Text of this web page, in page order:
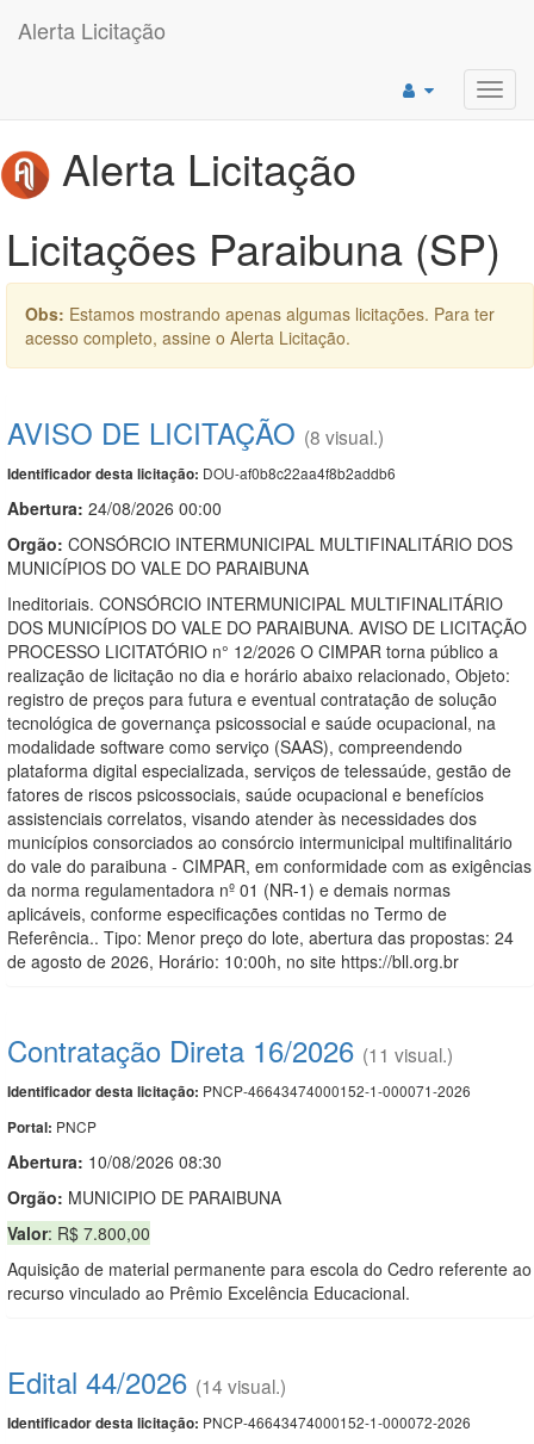
Alerta Licitação
Alerta Licitação
Licitações Paraibuna (SP)
Obs: Estamos mostrando apenas algumas licitações. Para ter
acesso completo, assine o Alerta Licitação.
AVISO DE LICITAÇÃO (8 visual.)
Identificador desta licitação: DOU-af0b8c22aa4f8b2addb6
Abertura: 24/08/2026 00:00
Orgão: CONSÓRCIO INTERMUNICIPAL MULTIFINALITÁRIO DOS
MUNICÍPIOS DO VALE DO PARAIBUNA
Ineditoriais. CONSÓRCIO INTERMUNICIPAL MULTIFINALITÁRIO
DOS MUNICÍPIOS DO VALE DO PARAIBUNA. AVISO DE LICITAÇÃO
PROCESSO LICITATÓRIO n° 12/2026 O CIMPAR torna público a
realização de licitação no dia e horário abaixo relacionado, Objeto:
registro de preços para futura e eventual contratação de solução
tecnológica de governança psicossocial e saúde ocupacional, na
modalidade software como serviço (SAAS), compreendendo
plataforma digital especializada, serviços de telessaúde, gestão de
fatores de riscos psicossociais, saúde ocupacional e benefícios
assistenciais correlatos, visando atender às necessidades dos
municípios consorciados ao consórcio intermunicipal multifinalitário
do vale do paraibuna - CIMPAR, em conformidade com as exigências
da norma regulamentadora nº 01 (NR-1) e demais normas
aplicáveis, conforme especificações contidas no Termo de
Referência.. Tipo: Menor preço do lote, abertura das propostas: 24
de agosto de 2026, Horário: 10:00h, no site https://bll.org.br
Contratação Direta 16/2026 (11 visual.)
Identificador desta licitação: PNCP-46643474000152-1-000071-2026
Portal: PNCP
Abertura: 10/08/2026 08:30
Orgão: MUNICIPIO DE PARAIBUNA
Valor: R$ 7.800,00
Aquisição de material permanente para escola do Cedro referente ao
recurso vinculado ao Prêmio Excelência Educacional.
Edital 44/2026 (14 visual.)
Identificador desta licitação: PNCP-46643474000152-1-000072-2026